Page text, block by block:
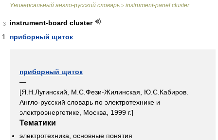
Универсальный англо-русский словарь > instrument-panel cluster
3
instrument-board cluster
приборный щиток
приборный щиток
—
[Я.Н.Лугинский, М.С.Фези-Жилинская, Ю.С.Кабиров.
Англо-русский словарь по электротехнике и
электроэнергетике, Москва, 1999 г.]
Тематики
электротехника, основные понятия